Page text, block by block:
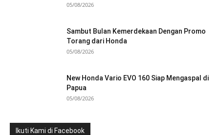
05/08/2026
Sambut Bulan Kemerdekaan Dengan Promo
Torang dari Honda
05/08/2026
New Honda Vario EVO 160 Siap Mengaspal di
Papua
05/08/2026
Ikuti Kami di Facebook